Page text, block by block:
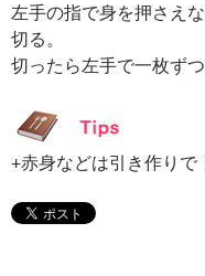
左手の指で身を押さえ
切る。
切ったら左手で一枚ずつ
+赤身などは引き作りで